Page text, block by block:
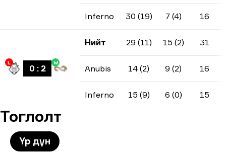
Inferno 30 (19) 7 (4) 16
L
0 : 2
W
Нийт 29 (11) 15 (2) 31
Anubis 14 (2) 9 (2) 16
Inferno 15 (9) 6 (0) 15
Тоглолт
Үр дүн